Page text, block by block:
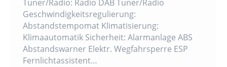
Tuner/Radio: Radio DAB Tuner/Radio
Geschwindigkeitsregulierung:
Abstandstempomat Klimatisierung:
Klimaautomatik Sicherheit: Alarmanlage ABS
Abstandswarner Elektr. Wegfahrsperre ESP
Fernlichtassistent…